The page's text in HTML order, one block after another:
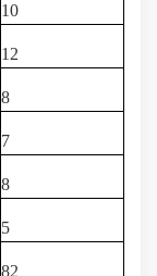
10
12
8
7
8
5
82